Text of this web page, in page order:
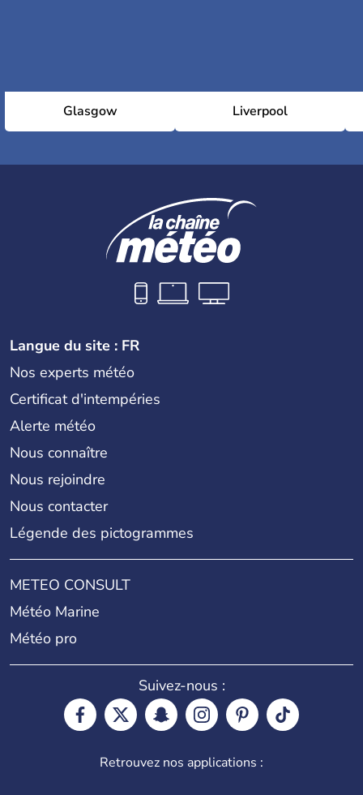
Glasgow Liverpool
Langue du site : FR
Nos experts météo
Certificat d'intempéries
Alerte météo
Nous connaître
Nous rejoindre
Nous contacter
Légende des pictogrammes
METEO CONSULT
Météo Marine
Météo pro
Suivez-nous :
Retrouvez nos applications :